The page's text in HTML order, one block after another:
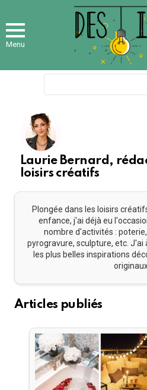
Menu
Laurie Bernard,
loisirs créatifs
Plongée dans les loisirs
enfance, j'ai déjà eu
nombre d'activités :
pyrogravure, sculpture, etc. J'ai
les plus belles inspirations
Articles publiés